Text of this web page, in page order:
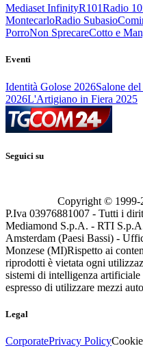
Mediaset InfinityR101Radio
MontecarloRadio Subasio
PorroNon SprecareCotto e
Eventi
Identità Golose 2026Salone
2026L'Artigiano in Fiera 2025
Seguici su
Copyright © 1999-
P.Iva 03976881007 - Tutti i
Mediamond S.p.A. - RTI
Amsterdam (Paesi Bassi) -
Monzese (MI)Rispetto ai
riprodotti è vietata ogni
sistemi di intelligenza
espresso di utilizzare mezzi
Legal
CorporatePrivacy Policy